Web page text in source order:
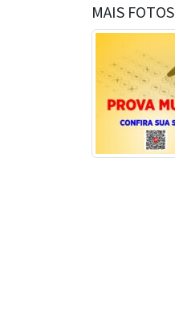
MAIS FOTOS